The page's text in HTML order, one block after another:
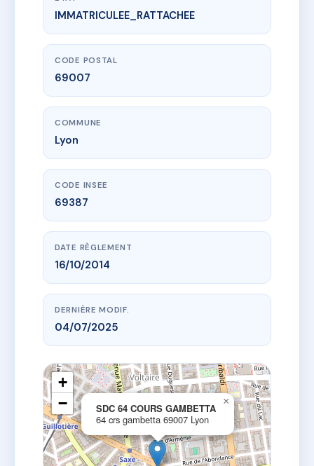
www.vme.plus/AC6646640
SDC 64 COURS GAMBETTA
64 crs gambetta
IMMATRICULEE_RATTACHEE
CODE POSTAL
69007
COMMUNE
Lyon
CODE INSEE
69387
DATE RÈGLEMENT
16/10/2014
DERNIÈRE MODIF.
04/07/2025
SDC 64 COURS GAMBETTA
64 crs gambetta 69007 Lyon
×
+
−